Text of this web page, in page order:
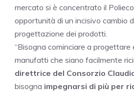
mercato si è concentrato il
opportunità di un incisivo cambio
progettazione dei prodotti.
“Bisogna cominciare a progettare
manufatti che siano facilmente
direttrice del Consorzio
bisogna impegnarsi di più per